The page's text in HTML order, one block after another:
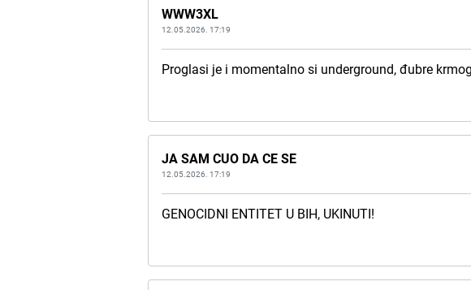
WWW3XL
12.05.2026. 17:19
Proglasi je i momentalno si underground, đubre
JA SAM CUO DA CE SE
12.05.2026. 17:19
GENOCIDNI ENTITET U BIH, UKINUTI!